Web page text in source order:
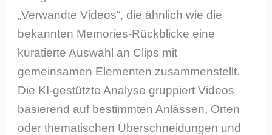
„Verwandte Videos“, die ähnlich wie die
bekannten Memories-Rückblicke eine
kuratierte Auswahl an Clips mit
gemeinsamen Elementen zusammenstellt.
Die KI-gestützte Analyse gruppiert Videos
basierend auf bestimmten Anlässen, Orten
oder thematischen Überschneidungen und